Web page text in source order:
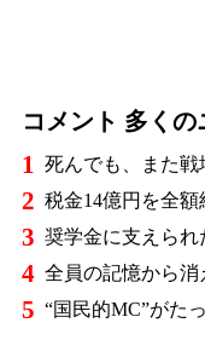
コメント 多くの
1
2
3
4
5